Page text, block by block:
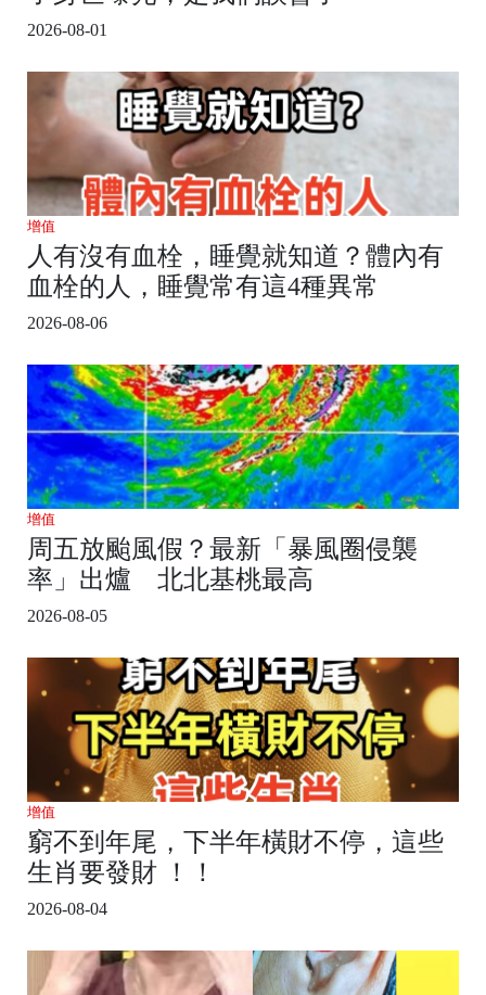
2026-08-01
增值
人有沒有血栓，睡覺就知道？體內有
血栓的人，睡覺常有這4種異常
2026-08-06
增值
周五放颱風假？最新「暴風圈侵襲
率」出爐 北北基桃最高
2026-08-05
增值
窮不到年尾，下半年橫財不停，這些
生肖要發財 ！！
2026-08-04